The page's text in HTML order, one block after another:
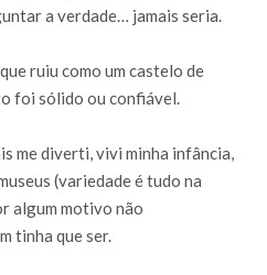
a verdade… jamais seria.
ruiu como um castelo de
foi sólido ou confiável.
me diverti, vivi minha infância,
(variedade é tudo na
algum motivo não
tinha que ser.